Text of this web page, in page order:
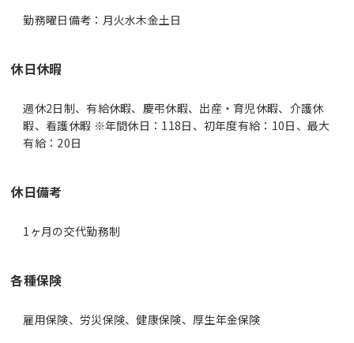
休日休暇
週休2日制、有給休暇、慶弔休暇、出産・育児休暇、介護休
暇、看護休暇 ※年間休日：118日、初年度有給：10日、最大
有給：20日
休日備考
1ヶ月の交代勤務制
各種保険
雇用保険、労災保険、健康保険、厚生年金保険